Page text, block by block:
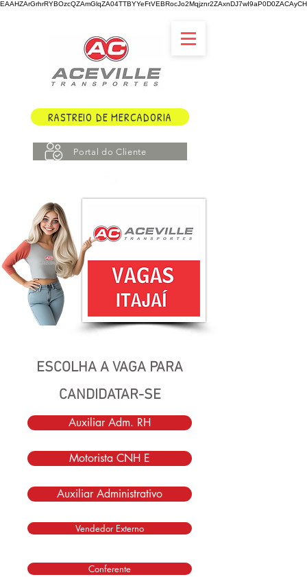
RASTREIO DE MERCADORIA
Portal do Cliente
ESCOLHA A VAGA PARA
CANDIDATAR-SE
Auxiliar Adm. RH
Motorista CNH E
Auxiliar Administrativo
Vendedor Externo
Conferente